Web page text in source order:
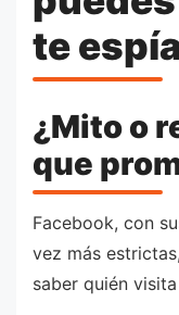
te
¿Mito o
que
Facebook, con
vez más
saber quién